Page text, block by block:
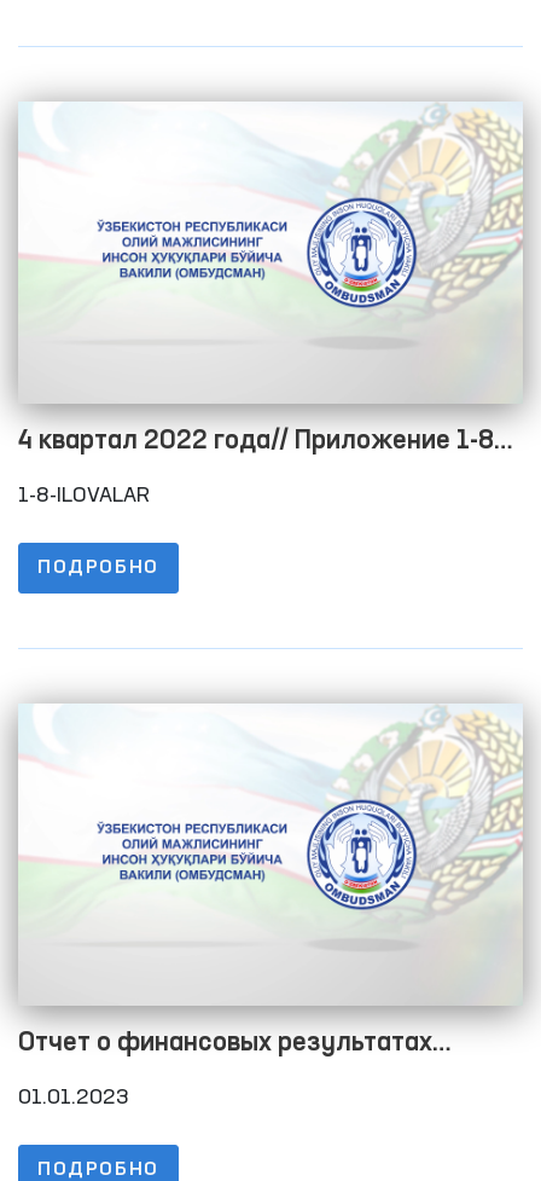
4 квартал 2022 года// Приложение 1-8
Положения о порядке размещения
целях обеспечения открытости
бюджетного процесса
1-8-ILOVALAR
ПОДРОБНО
Отчет о финансовых результатах
текущего года по состоянию на 1 января
01.01.2023
ПОДРОБНО